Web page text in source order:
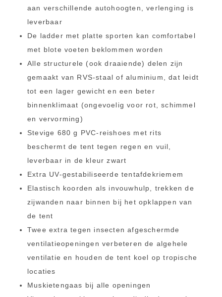
aan verschillende autohoogten, verlenging is
leverbaar
De ladder met platte sporten kan comfortabel
met blote voeten beklommen worden
Alle structurele (ook draaiende) delen zijn
gemaakt van RVS-staal of aluminium, dat leidt
tot een lager gewicht en een beter
binnenklimaat (ongevoelig voor rot, schimmel
en vervorming)
Stevige 680 g PVC-reishoes met rits
beschermt de tent tegen regen en vuil,
leverbaar in de kleur zwart
Extra UV-gestabiliseerde tentafdekriemem
Elastisch koorden als invouwhulp, trekken de
zijwanden naar binnen bij het opklappen van
de tent
Twee extra tegen insecten afgeschermde
ventilatieopeningen verbeteren de algehele
ventilatie en houden de tent koel op tropische
locaties
Muskietengaas bij alle openingen